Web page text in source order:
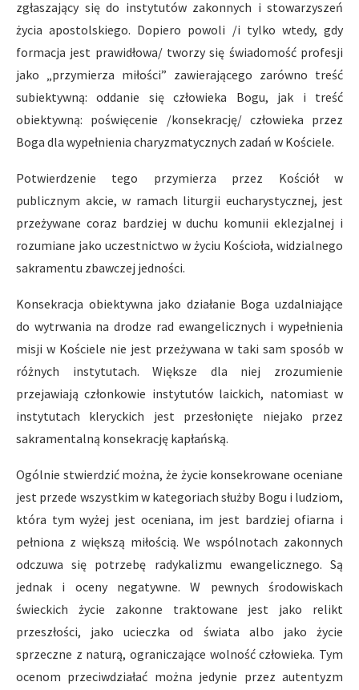
zgłaszający się do instytutów zakonnych i stowarzyszeń
życia apostolskiego. Dopiero powoli /i tylko wtedy, gdy
formacja jest prawidłowa/ tworzy się świadomość profesji
jako „przymierza miłości” zawierającego zarówno treść
subiektywną: oddanie się człowieka Bogu, jak i treść
obiektywną: poświęcenie /konsekrację/ człowieka przez
Boga dla wypełnienia charyzmatycznych zadań w Kościele.
Potwierdzenie tego przymierza przez Kościół w
publicznym akcie, w ramach liturgii eucharystycznej, jest
przeżywane coraz bardziej w duchu komunii eklezjalnej i
rozumiane jako uczestnictwo w życiu Kościoła, widzialnego
sakramentu zbawczej jedności.
Konsekracja obiektywna jako działanie Boga uzdalniające
do wytrwania na drodze rad ewangelicznych i wypełnienia
misji w Kościele nie jest przeżywana w taki sam sposób w
różnych instytutach. Większe dla niej zrozumienie
przejawiają członkowie instytutów laickich, natomiast w
instytutach kleryckich jest przesłonięte niejako przez
sakramentalną konsekrację kapłańską.
Ogólnie stwierdzić można, że życie konsekrowane oceniane
jest przede wszystkim w kategoriach służby Bogu i ludziom,
która tym wyżej jest oceniana, im jest bardziej ofiarna i
pełniona z większą miłością. We wspólnotach zakonnych
odczuwa się potrzebę radykalizmu ewangelicznego. Są
jednak i oceny negatywne. W pewnych środowiskach
świeckich życie zakonne traktowane jest jako relikt
przeszłości, jako ucieczka od świata albo jako życie
sprzeczne z naturą, ograniczające wolność człowieka. Tym
ocenom przeciwdziałać można jedynie przez autentyzm